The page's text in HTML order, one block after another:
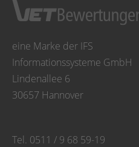
eine Marke der IFS
Informationssysteme GmbH
Lindenallee 6
30657 Hannover
Tel. 0511 / 9 68 59-19